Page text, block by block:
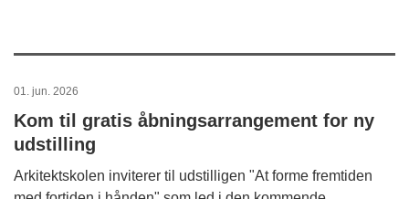
01. jun. 2026
Kom til gratis åbningsarrangement for ny
udstilling
Arkitektskolen inviterer til udstilligen "At forme fremtiden